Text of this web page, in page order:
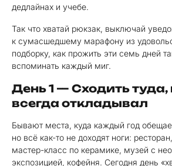
дедлайнах и учебе.
Так что хватай рюкзак, выключай
к сумасшедшему марафону из
подборку, как прожить эти семь дней
вспоминать каждый миг.
День 1 — Сходить туда,
всегда откладывал
Бывают места, куда каждый год
но всё как-то не доходят ноги:
мастер-класс по керамике, музей с
экспозицией, кофейня. Сегодня день